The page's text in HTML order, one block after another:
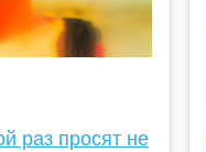
раз просят не